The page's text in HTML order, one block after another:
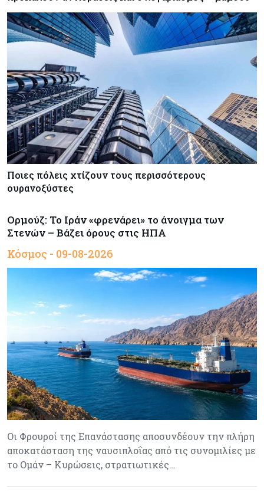
Ποιες πόλεις χτίζουν τους περισσότερους
ουρανοξύστες
Ορμούζ: Το Ιράν «φρενάρει» το άνοιγμα των
Στενών – Βάζει όρους στις ΗΠΑ
Κόσμος - 09-08-2026
Οι Φρουροί της Επανάστασης αποσυνδέουν την πλήρη
αποκατάσταση της ναυσιπλοΐας από τις συνομιλίες με
το Ομάν – Κυρώσεις, στρατιωτικές…